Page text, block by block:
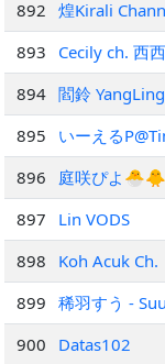
892
煌Kirali
893
Cecily ch. 西
894 閻鈴
895
いーえる
896
庭咲ぴよ
897
Lin VODS
898
Koh Acuk Ch.
899
稀羽すう -
900
Datas102